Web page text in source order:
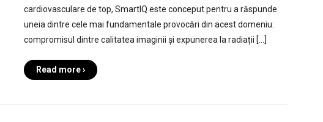
cardiovasculare de top, SmartIQ este conceput pentru a răspunde
uneia dintre cele mai fundamentale provocări din acest domeniu:
compromisul dintre calitatea imaginii și expunerea la radiații […]
Read more ›